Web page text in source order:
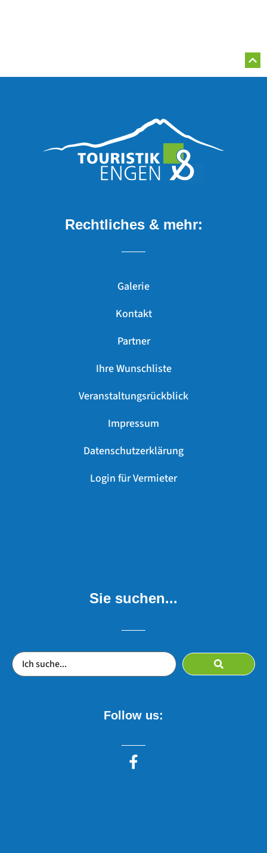
Rechtliches & mehr:
Galerie
Kontakt
Partner
Ihre Wunschliste
Veranstaltungsrückblick
Impressum
Datenschutzerklärung
Login für Vermieter
Sie suchen...
Follow us: